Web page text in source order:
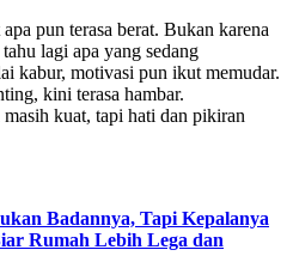
pun terasa berat. Bukan karena
lagi apa yang sedang
kabur, motivasi pun ikut memudar.
kini terasa hambar.
kuat, tapi hati dan pikiran
Badannya, Tapi Kepalanya
Rumah Lebih Lega dan